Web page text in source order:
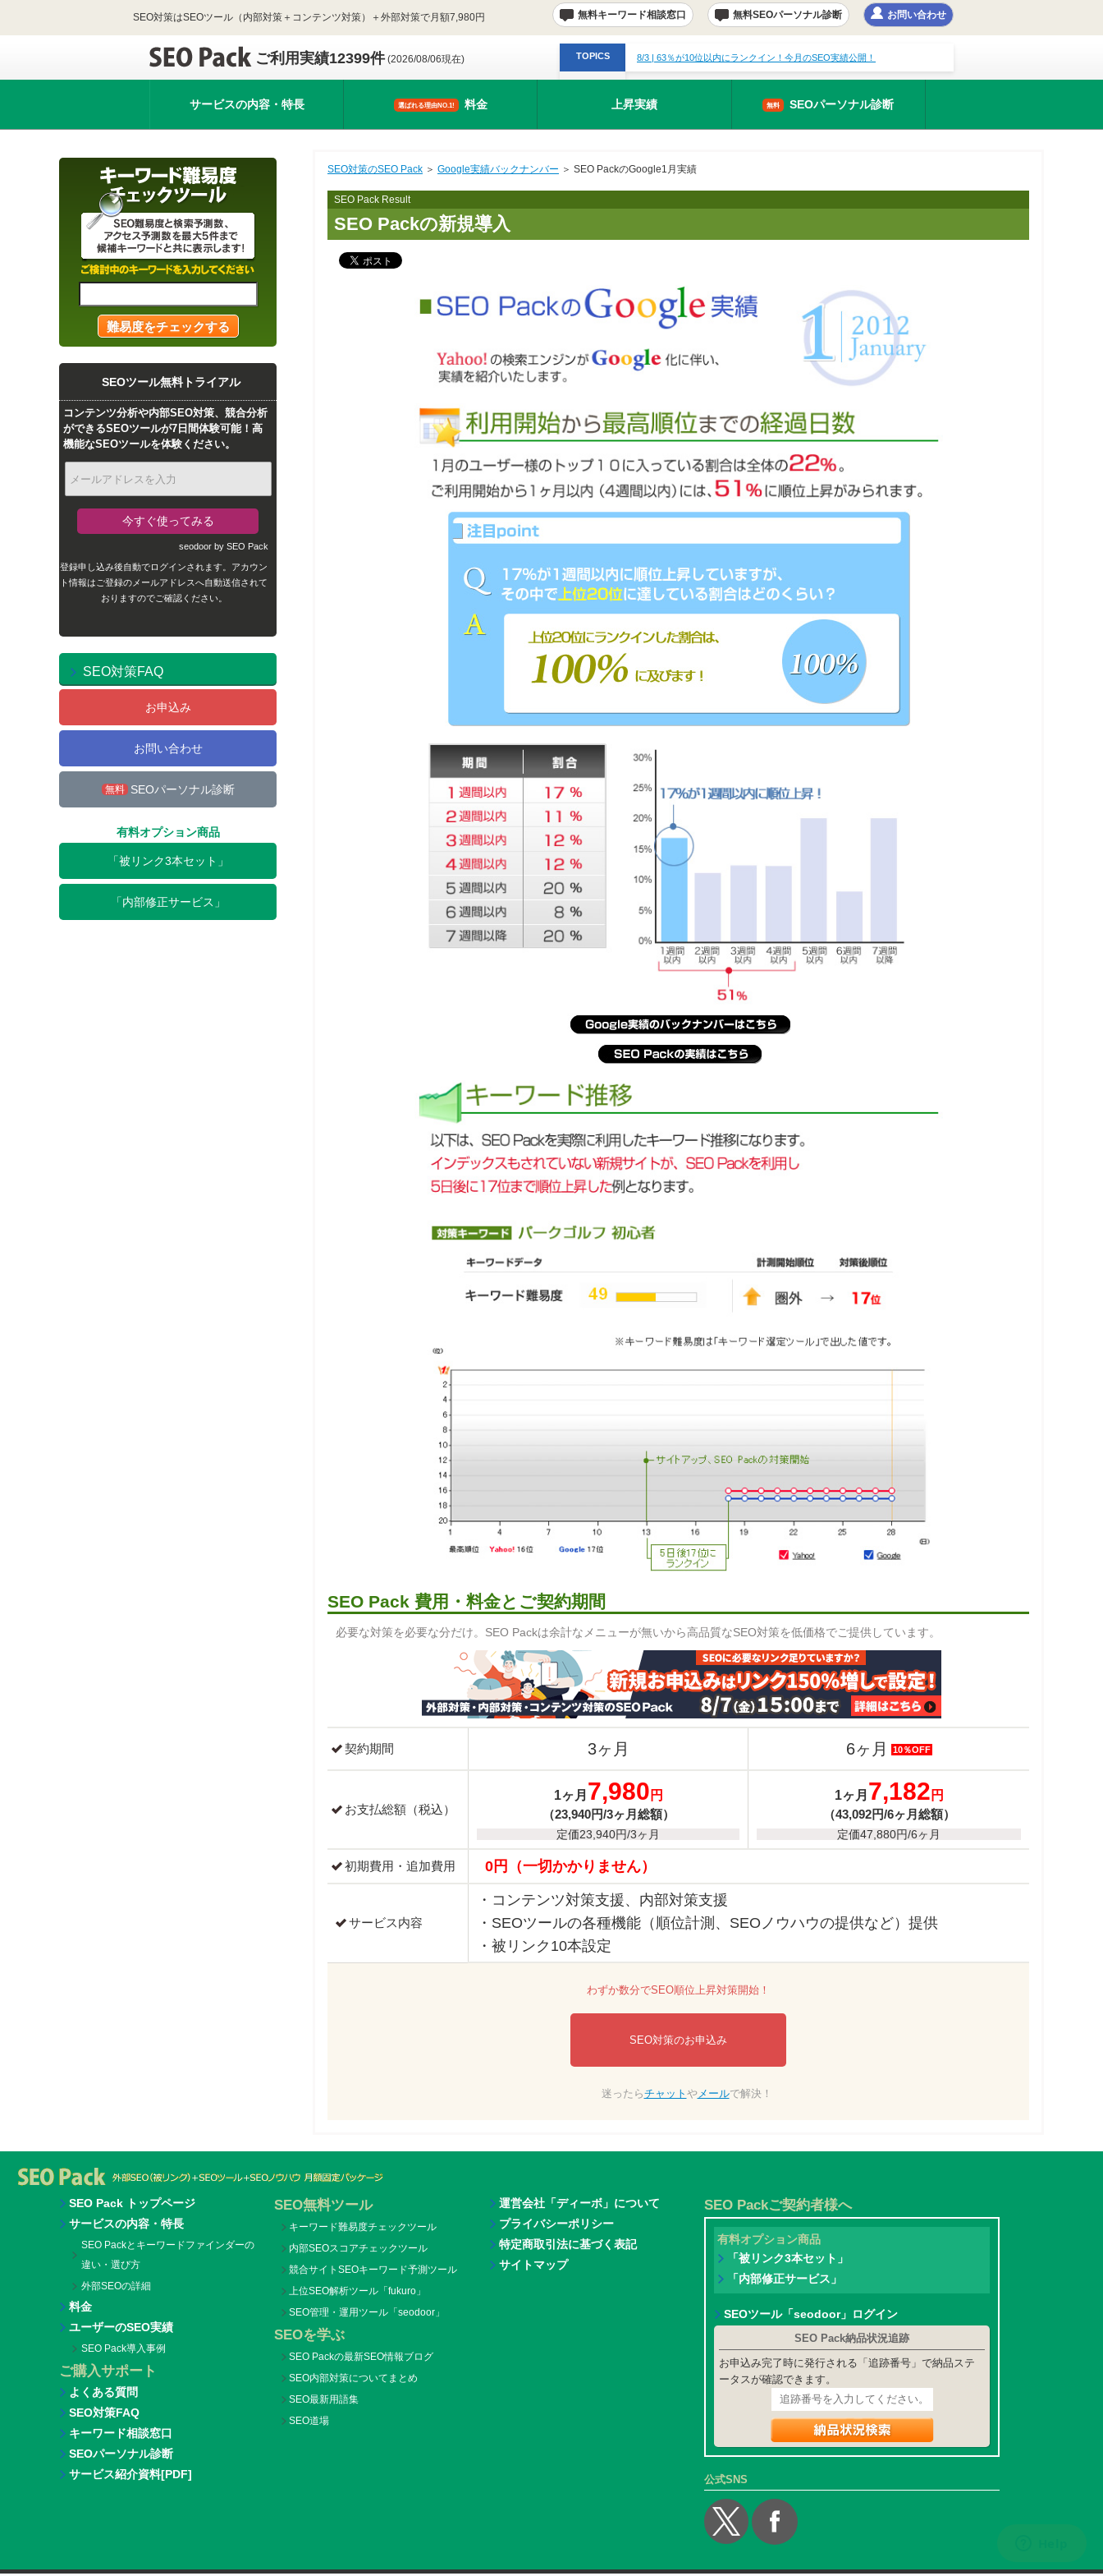
SEO対策はSEOツール（内部対策＋コンテンツ対策）＋外部対策で月額7,980円 無料キーワード相談窓口 無料SEOパーソナル診断 お問い合わせ
ご利用実績12399件(2026/08/06現在) TOPICS 8/3 | 63％が10位以内にランクイン！今月のSEO実績公開！
サービスの内容・特長 選ばれる理由NO.1! 料金 上昇実績 無料 SEOパーソナル診断
SEO対策のSEO Pack ＞ Google実績バックナンバー ＞ SEO PackのGoogle1月実績
SEO Pack Result
SEO Packの新規導入
SEO Pack 費用・料金とご契約期間
必要な対策を必要な分だけ。SEO Packは余計なメニューが無いから高品質なSEO対策を低価格でご提供しています。
契約期間 3ヶ月 6ヶ月 10％OFF
お支払総額（税込）
1ヶ月 7,980 円
（23,940円/3ヶ月総額）
定価23,940円/3ヶ月
1ヶ月 7,182 円
（43,092円/6ヶ月総額）
定価47,880円/6ヶ月
初期費用・追加費用 0円（一切かかりません）
サービス内容
・コンテンツ対策支援、内部対策支援
・SEOツールの各種機能（順位計測、SEOノウハウの提供など）提供
・被リンク10本設定
わずか数分でSEO順位上昇対策開始！
SEO対策のお申込み
迷ったらチャット やメールで解決！
SEOツール無料トライアル
コンテンツ分析や内部SEO対策、競合分析
ができるSEOツールが7日間体験可能！高
機能なSEOツールを体験ください。
seodoor by SEO Pack
登録申し込み後自動でログインされます。アカウン
ト情報はご登録のメールアドレスへ自動送信されて
おりますのでご確認ください。
SEO対策FAQ
お申込み
お問い合わせ
無料 SEOパーソナル診断
有料オプション商品
「被リンク3本セット」
「内部修正サービス」
SEO Pack トップページ
サービスの内容・特長
SEO Packとキーワードファインダーの
違い・選び方
外部SEOの詳細
料金
ユーザーのSEO実績
SEO Pack導入事例
ご購入サポート
よくある質問
SEO対策FAQ
キーワード相談窓口
SEOパーソナル診断
サービス紹介資料[PDF]
SEO無料ツール
キーワード難易度チェックツール
内部SEOスコアチェックツール
競合サイトSEOキーワード予測ツール
上位SEO解析ツール「fukuro」
SEO管理・運用ツール「seodoor」
SEOを学ぶ
SEO Packの最新SEO情報ブログ
SEO内部対策についてまとめ
SEO最新用語集
SEO道場
運営会社「ディーボ」について
プライバシーポリシー
特定商取引法に基づく表記
サイトマップ
SEO Packご契約者様へ
有料オプション商品
「被リンク3本セット」
「内部修正サービス」
SEOツール「seodoor」ログイン
SEO Pack納品状況追跡
お申込み完了時に発行される「追跡番号」で納品ステ
ータスが確認できます。
公式SNS